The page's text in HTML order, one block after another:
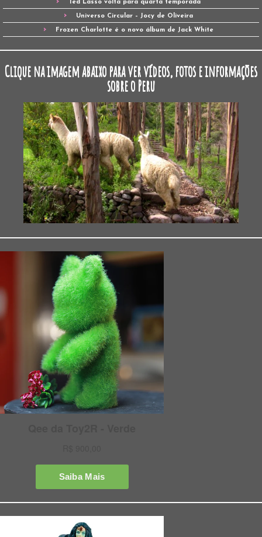
Ted Lasso volta para quarta temporada
Universo Circular – Jocy de Oliveira
Frozen Charlotte é o novo álbum de Jack White
Clique na imagem abaixo para ver vídeos, fotos e informações
sobre o Peru